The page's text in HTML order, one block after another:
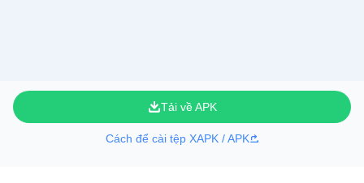
Tải về APK
Cách để cài tệp XAPK / APK